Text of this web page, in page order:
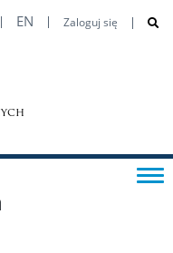
EN Zaloguj się